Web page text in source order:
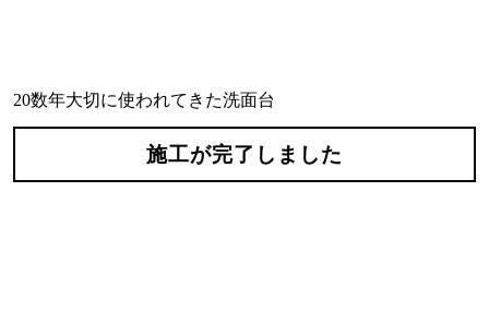
20数年大切に使われてきた洗面台
施工が完了しました